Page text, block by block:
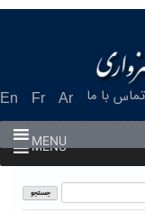
En Fr Ar تماس با ما
MENU
MENU